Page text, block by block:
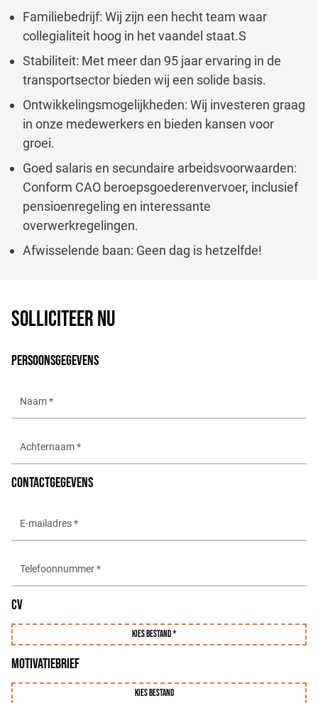
Familiebedrijf: Wij zijn een hecht team waar
collegialiteit hoog in het vaandel staat.S
Stabiliteit: Met meer dan 95 jaar ervaring in de
transportsector bieden wij een solide basis.
Ontwikkelingsmogelijkheden: Wij investeren graag
in onze medewerkers en bieden kansen voor
groei.
Goed salaris en secundaire arbeidsvoorwaarden:
Conform CAO beroepsgoederenvervoer, inclusief
pensioenregeling en interessante
overwerkregelingen.
Afwisselende baan: Geen dag is hetzelfde!
SOLLICITEER NU
PERSOONSGEGEVENS
CONTACTGEGEVENS
CV
Kies bestand *
MOTIVATIEBRIEF
Kies bestand